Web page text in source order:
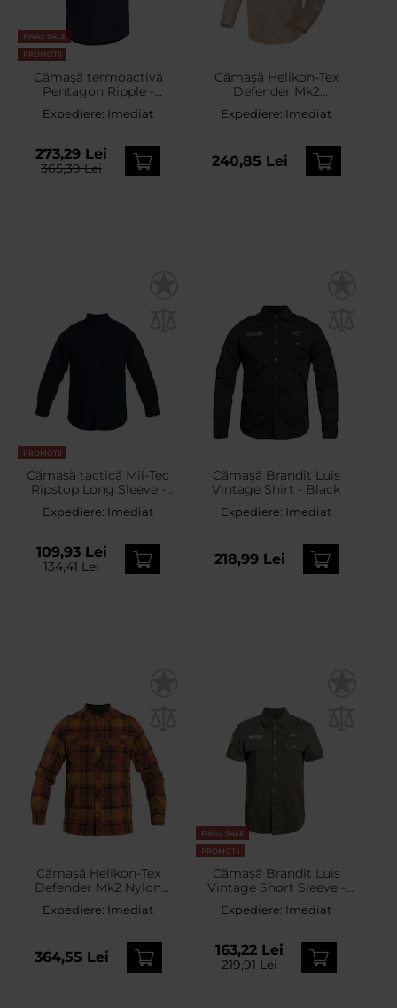
FINAL SALE
PROMOTII
Cămașă termoactivă
Pentagon Ripple -
Midnight Blue
Expediere: Imediat
273,29 Lei
365,39 Lei
Cămașă Helikon-Tex
Defender Mk2
PolyCotton Ripstop Long
Sleeve - Kaki
Expediere: Imediat
240,85 Lei
PROMOTII
Cămașă tactică Mil-Tec
Ripstop Long Sleeve -
Dark Blue
Expediere: Imediat
109,93 Lei
134,41 Lei
Cămașă Brandit Luis
Vintage Shirt - Black
Expediere: Imediat
218,99 Lei
Cămașă Helikon-Tex
Defender Mk2 Nylon
Sorona Blend - Evening
Pumpkin Plaid
Expediere: Imediat
364,55 Lei
FINAL SALE
PROMOTII
Cămașă Brandit Luis
Vintage Short Sleeve -
Expediere: Imediat
163,22 Lei
219,91 Lei